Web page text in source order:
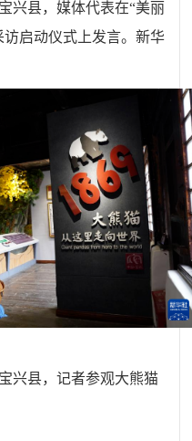
兴县，媒体代表在“美丽
启动仪式上发言。新华
兴县，记者参观大熊猫